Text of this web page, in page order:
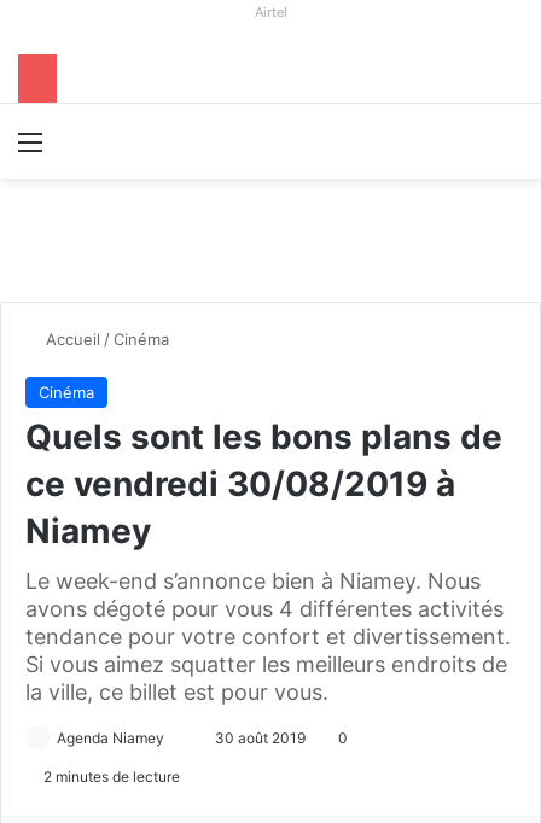
Airtel
Accueil /Cinéma
Cinéma
Quels sont les bons plans de
ce vendredi 30/08/2019 à
Niamey
Le week-end s’annonce bien à Niamey. Nous
avons dégoté pour vous 4 différentes activités
tendance pour votre confort et divertissement.
Si vous aimez squatter les meilleurs endroits de
la ville, ce billet est pour vous.
Agenda Niamey 30 août 2019 0
2 minutes de lecture